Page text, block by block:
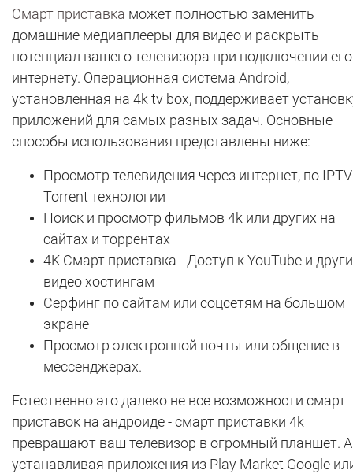
Смарт приставка может полностью заменить
домашние медиаплееры для видео и раскрыть
потенциал вашего телевизора при подключении
интернету. Операционная система Android,
установленная на 4k tv box, поддерживает
приложений для самых разных задач. Основные
способы использования представлены ниже:
Просмотр телевидения через интернет, по
Torrent технологии
Поиск и просмотр фильмов 4k или других на
сайтах и торрентах
4K Смарт приставка - Доступ к YouTube и
видео хостингам
Серфинг по сайтам или соцсетям на большом
экране
Просмотр электронной почты или общение в
мессенджерах.
Естественно это далеко не все возможности смарт
приставок на андроиде - смарт приставки 4k
превращают ваш телевизор в огромный планшет. А
устанавливая приложения из Play Market Google